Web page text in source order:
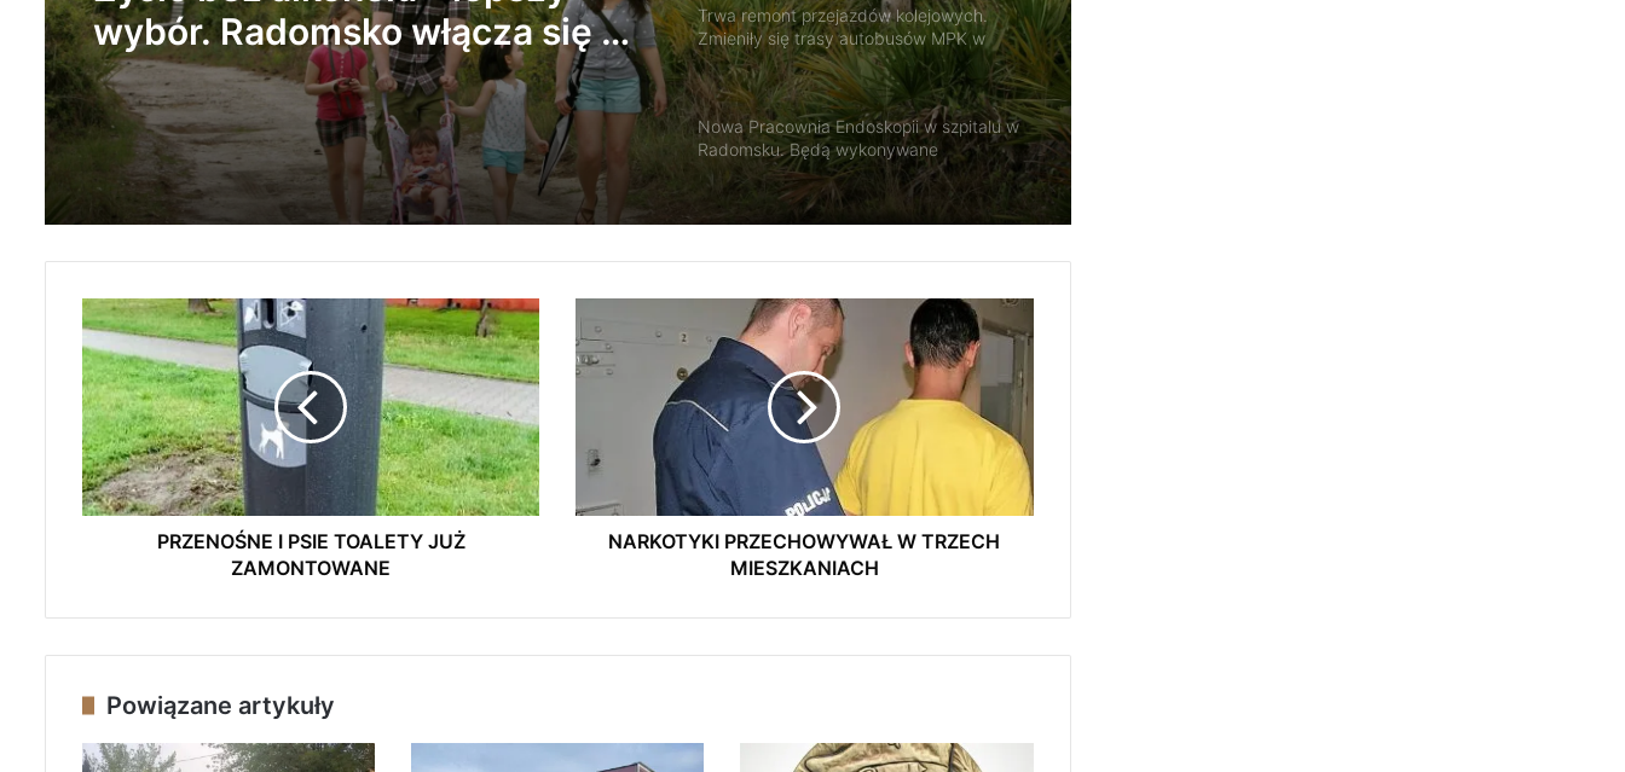
Życie bez alkoholu – lepszy
wybór. Radomsko włącza się w
Miesiąc Trzeźwości
Trwa remont przejazdów
kolejowych. Zmieniły się trasy
autobusów MPK w Radomsku
Nowa Pracownia Endoskopii w szpitalu w
Radomsku. Będą wykonywane
zaawansowane badania i zabiegi
Radomsko oddało hołd bohaterom
Powstania Warszawskiego
atrakcje dla całych rodzin
1 sierpnia o godzinie „W” zawyją syreny w
Radomsku
Zakończył się drugi etap rozbudowy strefy
inwestycyjnej w Radomsku
Nowy odcinek ścieżki rowerowej oddany
P
R
Z
E
N
O
Ś
N
E
I
O
A
L
E
PRZENOŚNE I PSIE TOALETY JUŻ
ZAMONTOWANE
A
R
I
E
Y
NARKOTYKI PRZECHOWYWAŁ W TRZECH
MIESZKANIACH
Powiązane artykuły